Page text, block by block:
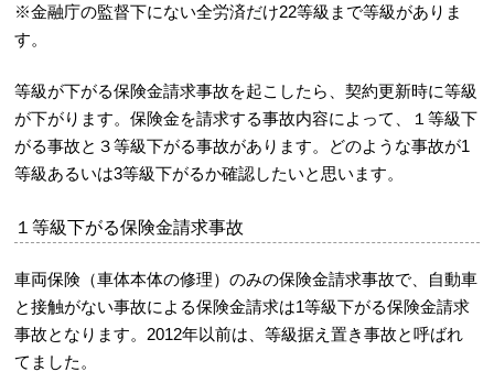
※金融庁の監督下にない全労済だけ22等級まで等級がありま
す。
等級が下がる保険金請求事故を起こしたら、契約更新時に等級
が下がります。保険金を請求する事故内容によって、１等級下
がる事故と３等級下がる事故があります。どのような事故が1
等級あるいは3等級下がるか確認したいと思います。
１等級下がる保険金請求事故
車両保険（車体本体の修理）のみの保険金請求事故で、自動車
と接触がない事故による保険金請求は1等級下がる保険金請求
事故となります。2012年以前は、等級据え置き事故と呼ばれ
てました。